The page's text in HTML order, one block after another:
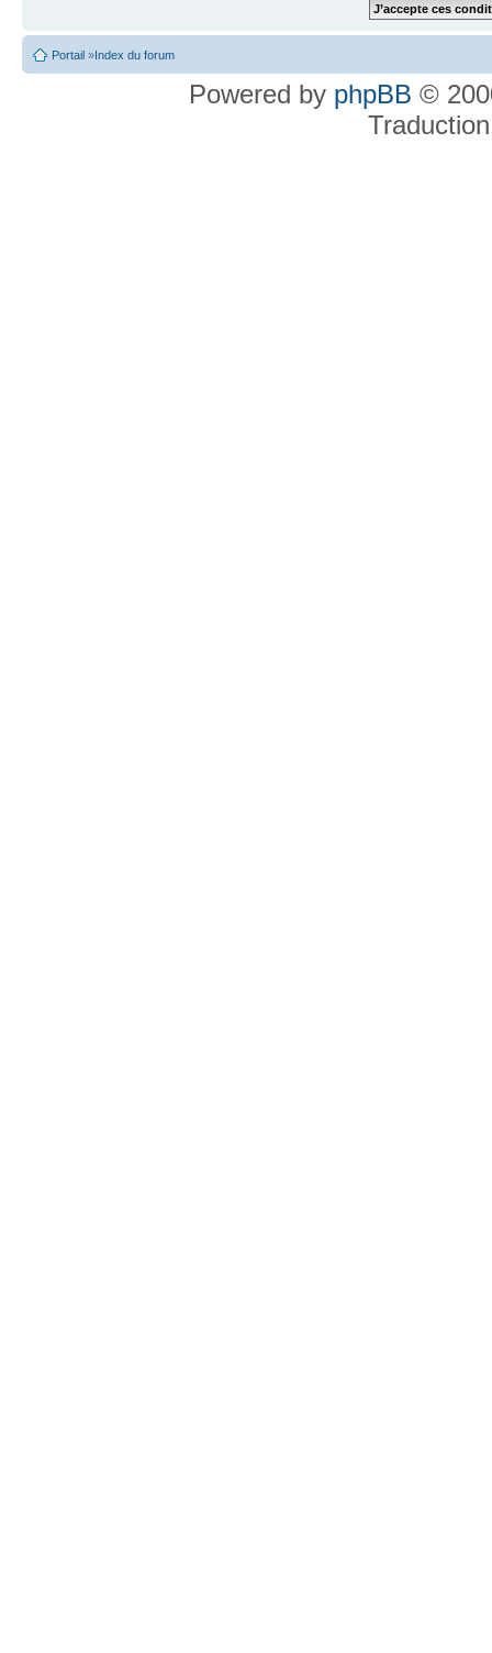
Portail »Index du forum
Powered by phpBB ©